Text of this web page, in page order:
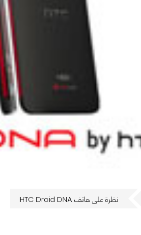
نظرة على هاتف HTC Droid DNA